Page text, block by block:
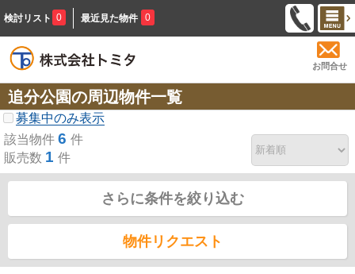
検討リスト 0 最近見た物件 0
お問合せ
追分公園の周辺物件一覧
募集中のみ表示
該当物件 6 件
販売数 1 件
さらに条件を絞り込む
物件リクエスト